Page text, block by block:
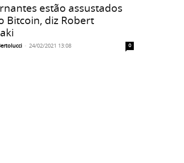
estão assustados
Bitcoin, diz Robert
- 24/02/2021 13:08 0